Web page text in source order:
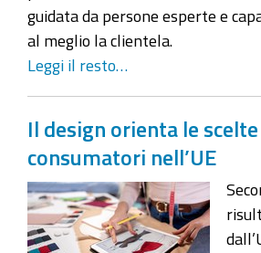
guidata da persone esperte e
al meglio la clientela.
Leggi il resto…
Il design orienta le
consumatori nell’UE